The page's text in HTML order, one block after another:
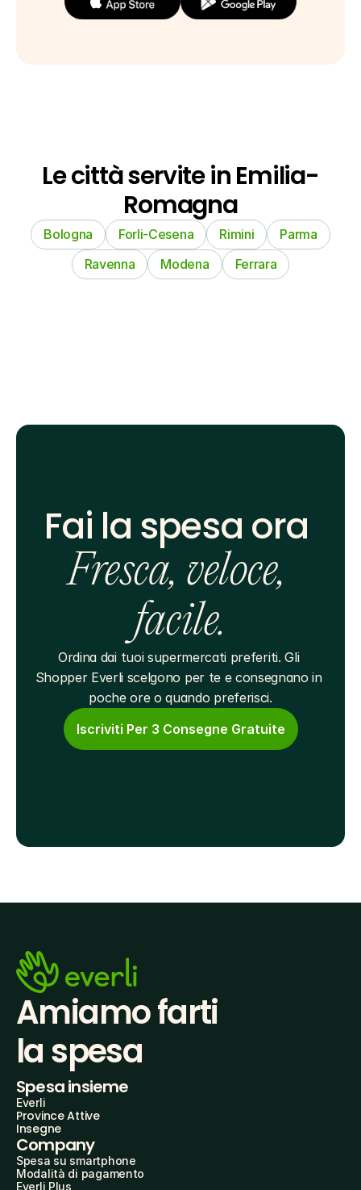
Le città servite in Emilia-
Romagna
Bologna Forli-Cesena Rimini
Parma
Ravenna
Modena Ferrara
Fai la spesa ora
Fresca, veloce,
facile.
Ordina dai tuoi supermercati preferiti. Gli
Shopper Everli scelgono per te e consegnano in
poche ore o quando preferisci.
Iscriviti Per 3 Consegne Gratuite
Amiamo farti
la spesa
Spesa insieme
Everli
Province Attive
Insegne
Company
Spesa su smartphone
Modalità di pagamento
Everli Plus